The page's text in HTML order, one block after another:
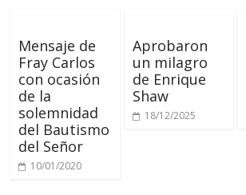
Mensaje de
Fray Carlos
con ocasión
de la
solemnidad
del Bautismo
del Señor
10/01/2020
Aprobaron
un milagro
de Enrique
Shaw
18/12/2025